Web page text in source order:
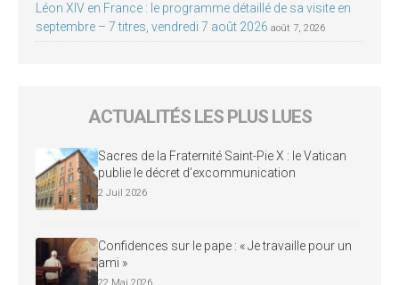
Léon XIV en France : le programme détaillé de sa visite en
septembre – 7 titres, vendredi 7 août 2026 août 7, 2026
ACTUALITÉS LES PLUS LUES
Sacres de la Fraternité Saint-Pie X : le Vatican
publie le décret d’excommunication
2 Juil 2026
Confidences sur le pape : « Je travaille pour un
ami »